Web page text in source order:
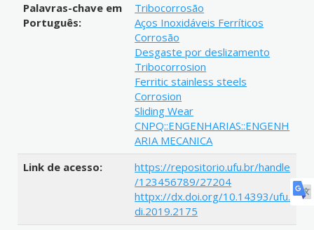
Palavras-chave em
Português:
Tribocorrosão
Aços Inoxidáveis Ferríticos
Corrosão
Desgaste por deslizamento
Tribocorrosion
Ferritic stainless steels
Corrosion
Sliding Wear
CNPQ::ENGENHARIAS::ENGENH
ARIA MECANICA
Link de acesso:
https://repositorio.ufu.br/handle
/123456789/27204
httpx://dx.doi.org/10.14393/ufu.
di.2019.2175